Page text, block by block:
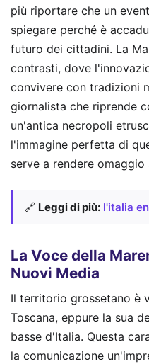
più riportare che un
spiegare perché è
futuro dei cittadini. La
contrasti, dove
convivere con tradizioni
giornalista che riprende
un'antica necropoli
l'immagine perfetta di
serve a rendere
🔗 Leggi di più: l'italia
La Voce della
Nuovi Media
Il territorio grossetano è
Toscana, eppure la sua
basse d'Italia. Questa
la comunicazione